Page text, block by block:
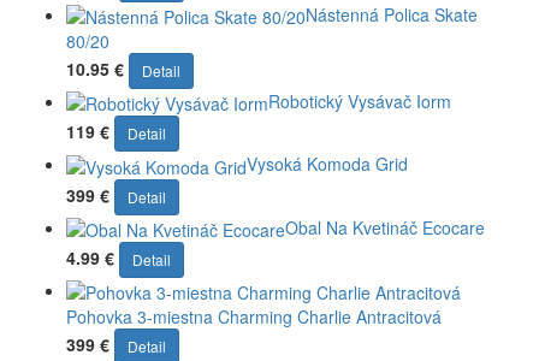
Nástenná Polica Skate
80/20
10.95 €
Detail
Robotický Vysávač Iorm
119 €
Detail
Vysoká Komoda Grid
399 €
Detail
Obal Na Kvetináč Ecocare
4.99 €
Detail
Pohovka 3-miestna Charming Charlie Antracitová
399 €
Detail